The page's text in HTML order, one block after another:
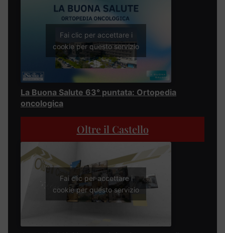
Fai clic per accettare i
cookie per questo servizio
La Buona Salute 63° puntata: Ortopedia
oncologica
Oltre il Castello
Fai clic per accettare i
cookie per questo servizio